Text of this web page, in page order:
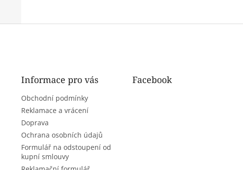
Informace pro vás
Obchodní podmínky
Reklamace a vrácení
Doprava
Ochrana osobních údajů
Formulář na odstoupení od
kupní smlouvy
Facebook